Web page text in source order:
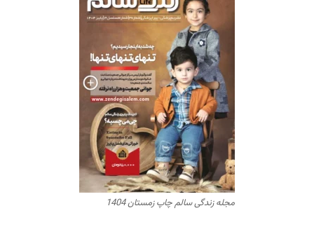
مجله زندگی سالم چاپ زمستان 1404